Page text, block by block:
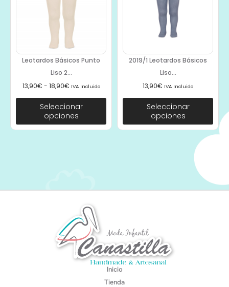
Leotardos Básicos Punto
Liso 2...
13,90€ - 18,90€ IVA Incluido
Seleccionar
opciones
2019/1 Leotardos Básicos
Liso...
13,90€ IVA Incluido
Seleccionar
opciones
Inicio
Tienda